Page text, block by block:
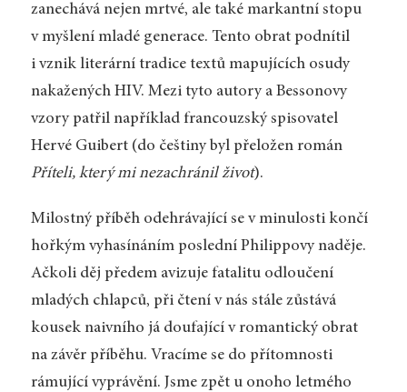
zanechává nejen mrtvé, ale také markantní stopu
v myšlení mladé generace. Tento obrat podnítil
i vznik literární tradice textů mapujících osudy
nakažených HIV. Mezi tyto autory a Bessonovy
vzory patřil například francouzský spisovatel
Hervé Guibert (do češtiny byl přeložen román
Příteli, který mi nezachránil život).
Milostný příběh odehrávající se v minulosti končí
hořkým vyhasínáním poslední Philippovy naděje.
Ačkoli děj předem avizuje fatalitu odloučení
mladých chlapců, při čtení v nás stále zůstává
kousek naivního já doufající v romantický obrat
na závěr příběhu. Vracíme se do přítomnosti
rámující vyprávění. Jsme zpět u onoho letmého